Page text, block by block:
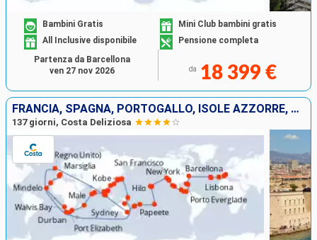
Bambini Gratis
Mini Club bambini gratis
All Inclusive disponibile
Pensione completa
da 18 399 €
Partenza da Barcellona
ven 27 nov 2026
FRANCIA, SPAGNA, PORTOGALLO, ISOLE AZZORRE, STATI UNITI, FLORIDA (USA), MESSICO, STATI UNITI, HAWAI, POLINESIA, FIJI, AUSTRALIA, GIAPPONE, SUD KOREA, SUD AFRICA
137 giorni, Costa Deliziosa